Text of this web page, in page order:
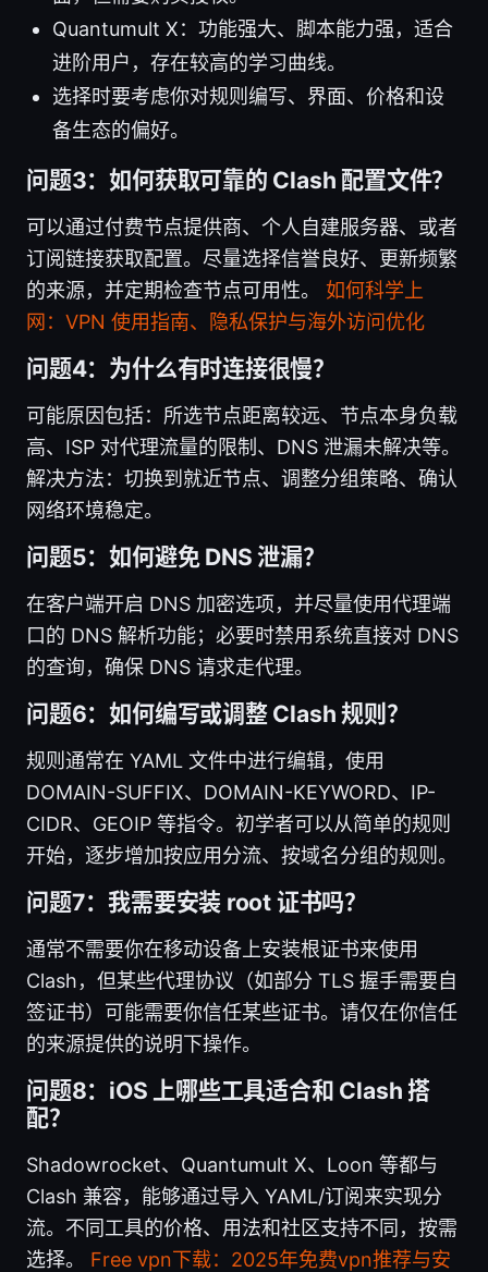
Quantumult X：功能强大、脚本能力强，适合
进阶用户，存在较高的学习曲线。
选择时要考虑你对规则编写、界面、价格和设
备生态的偏好。
问题3：如何获取可靠的 Clash 配置文件？
可以通过付费节点提供商、个人自建服务器、或者
订阅链接获取配置。尽量选择信誉良好、更新频繁
的来源，并定期检查节点可用性。 如何科学上
网：VPN 使用指南、隐私保护与海外访问优化
问题4：为什么有时连接很慢？
可能原因包括：所选节点距离较远、节点本身负载
高、ISP 对代理流量的限制、DNS 泄漏未解决等。
解决方法：切换到就近节点、调整分组策略、确认
网络环境稳定。
问题5：如何避免 DNS 泄漏？
在客户端开启 DNS 加密选项，并尽量使用代理端
口的 DNS 解析功能；必要时禁用系统直接对 DNS
的查询，确保 DNS 请求走代理。
问题6：如何编写或调整 Clash 规则？
规则通常在 YAML 文件中进行编辑，使用
DOMAIN-SUFFIX、DOMAIN-KEYWORD、IP-
CIDR、GEOIP 等指令。初学者可以从简单的规则
开始，逐步增加按应用分流、按域名分组的规则。
问题7：我需要安装 root 证书吗？
通常不需要你在移动设备上安装根证书来使用
Clash，但某些代理协议（如部分 TLS 握手需要自
签证书）可能需要你信任某些证书。请仅在你信任
的来源提供的说明下操作。
问题8：iOS 上哪些工具适合和 Clash 搭
配？
Shadowrocket、Quantumult X、Loon 等都与
Clash 兼容，能够通过导入 YAML/订阅来实现分
流。不同工具的价格、用法和社区支持不同，按需
选择。 Free vpn下载：2025年免费vpn推荐与安